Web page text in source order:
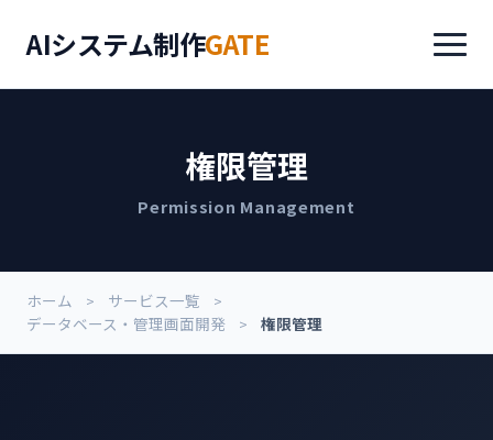
AIシステム制作GATE
権限管理
Permission Management
ホーム
サービス一覧
データベース・管理画面開発
権限管理